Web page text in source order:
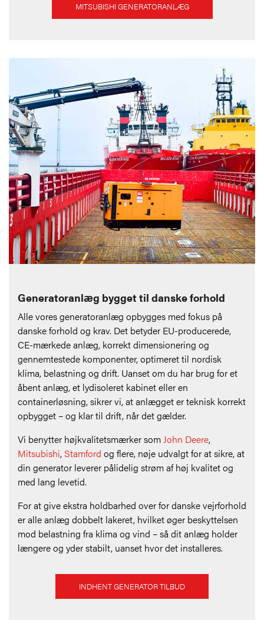
MITSUBISHI GENERATORANLÆG
Generatoranlæg bygget til danske forhold
Alle vores generatoranlæg opbygges med fokus på
danske forhold og krav. Det betyder EU-producerede,
CE-mærkede anlæg, korrekt dimensionering og
gennemtestede komponenter, optimeret til nordisk
klima, belastning og drift. Uanset om du har brug for et
åbent anlæg, et lydisoleret kabinet eller en
containerløsning, sikrer vi, at anlægget er teknisk korrekt
opbygget – og klar til drift, når det gælder.
Vi benytter højkvalitetsmærker somJohn Deere,
Mitsubishi, Stamford og flere, nøje udvalgt for at sikre, at
din generator leverer pålidelig strøm af høj kvalitet og
med lang levetid.
For at give ekstra holdbarhed over for danske vejrforhold
er alle anlæg dobbelt lakeret, hvilket øger beskyttelsen
mod belastning fra klima og vind – så dit anlæg holder
længere og yder stabilt, uanset hvor det installeres.
INDHENT GENERATOR TILBUD